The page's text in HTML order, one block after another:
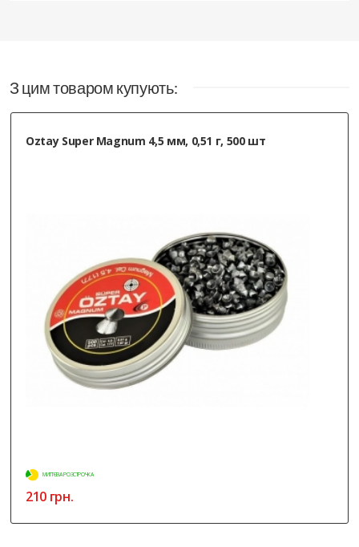
З цим товаром купують:
Oztay Super Magnum 4,5 мм, 0,51 г, 500 шт
МИТТЄВА РОЗСТРОЧКА
210 грн.